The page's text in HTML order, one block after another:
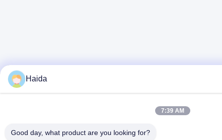
Haida
7:39 AM
Good day, what product are you looking for?